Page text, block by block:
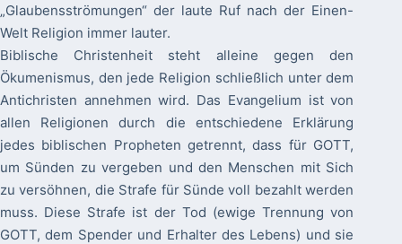
„Glaubensströmungen“ der laute Ruf nach der Einen-
Welt Religion immer lauter.
Biblische Christenheit steht alleine gegen den
Ökumenismus, den jede Religion schließlich unter dem
Antichristen annehmen wird. Das Evangelium ist von
allen Religionen durch die entschiedene Erklärung
jedes biblischen Propheten getrennt, dass für GOTT,
um Sünden zu vergeben und den Menschen mit Sich
zu versöhnen, die Strafe für Sünde voll bezahlt werden
muss. Diese Strafe ist der Tod (ewige Trennung von
GOTT, dem Spender und Erhalter des Lebens) und sie